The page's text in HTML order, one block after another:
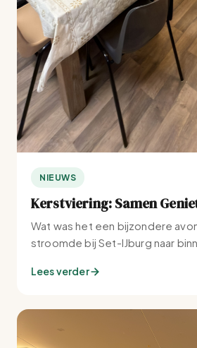
NIEUWS
Kerstviering: Samen
Wat was het een bijzondere
stroomde bij Set-IJburg naar
Lees verder